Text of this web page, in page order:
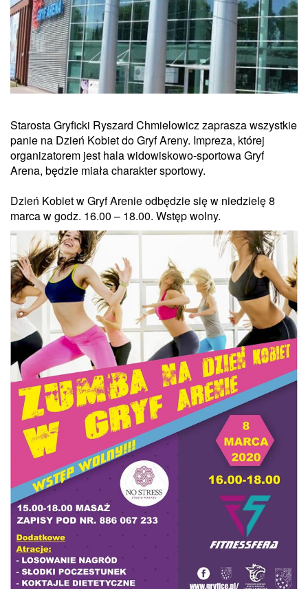
Starosta Gryficki Ryszard Chmielowicz zaprasza wszystkie
panie na Dzień Kobiet do Gryf Areny. Impreza, której
organizatorem jest hala widowiskowo-sportowa Gryf
Arena, będzie miała charakter sportowy.
Dzień Kobiet w Gryf Arenie odbędzie się w niedzielę 8
marca w godz. 16.00 – 18.00. Wstęp wolny.